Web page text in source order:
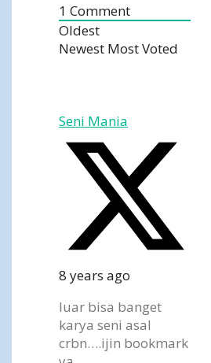
1 Comment
Oldest
Newest Most Voted
Seni Mania
8 years ago
luar bisa banget
karya seni asal
crbn….ijin bookmark